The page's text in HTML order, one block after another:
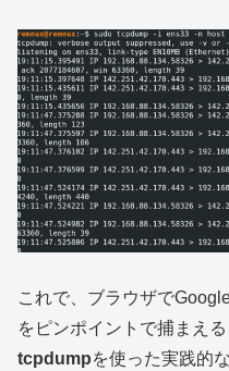
これで、ブラウザで
をピンポイントで捕まえ
tcpdumpを使った実践的